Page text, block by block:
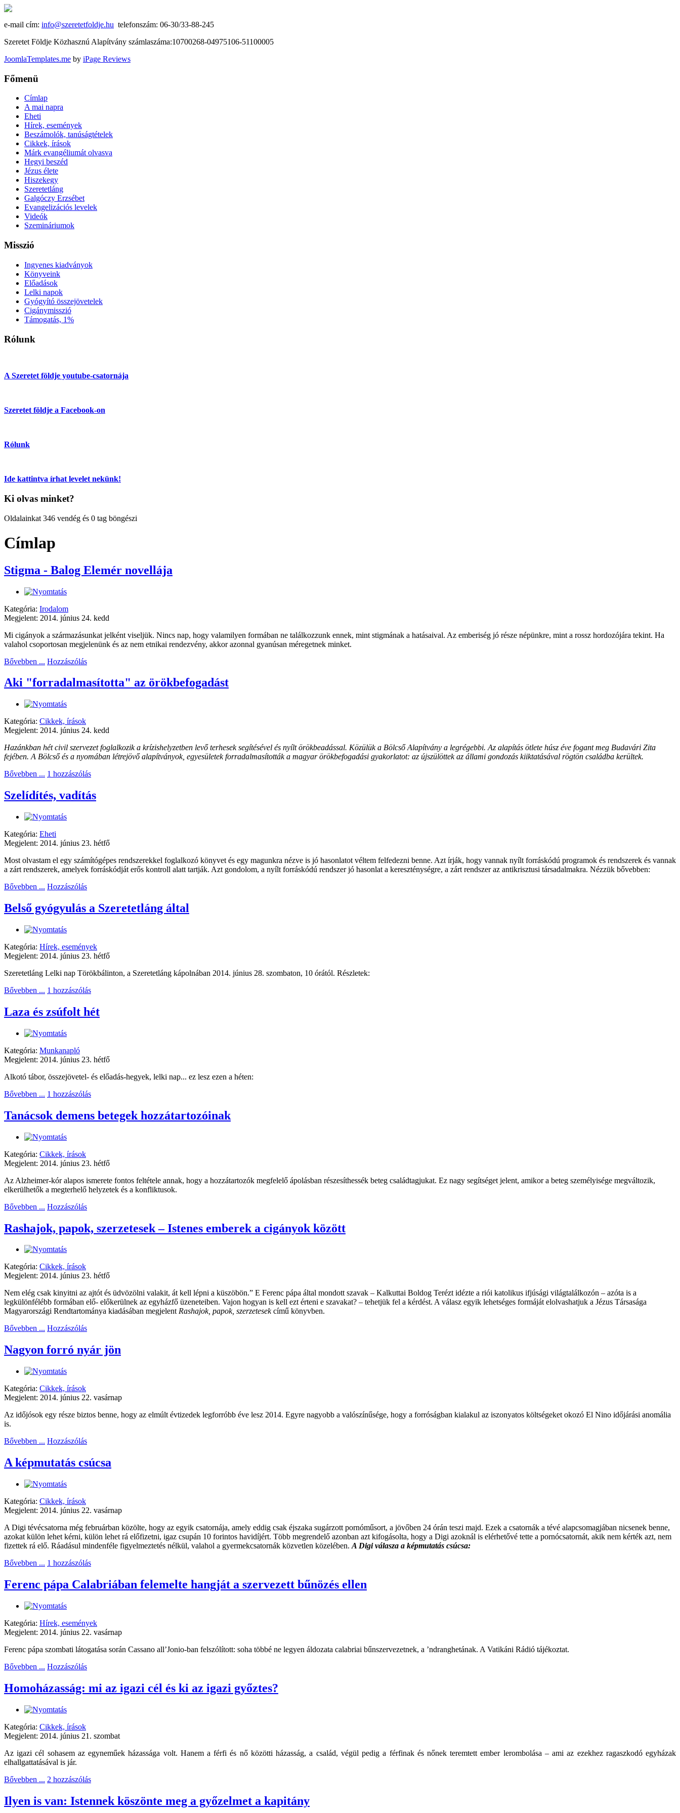
e-mail cím: info@szeretetfoldje.hu telefonszám: 06-30/33-88-245
Szeretet Földje Közhasznú Alapítvány számlaszáma:10700268-04975106-51100005
JoomlaTemplates.me by iPage Reviews
Főmenü
Címlap
A mai napra
Eheti
Hírek, események
Beszámolók, tanúságtételek
Cikkek, írások
Márk evangéliumát olvasva
Hegyi beszéd
Jézus élete
Hiszekegy
Szeretetláng
Galgóczy Erzsébet
Evangelizációs levelek
Videók
Szemináriumok
Misszió
Ingyenes kiadványok
Könyveink
Előadások
Lelki napok
Gyógyító összejövetelek
Cigánymisszió
Támogatás, 1%
Rólunk
A Szeretet földje youtube-csatornája
Szeretet földje a Facebook-on
Rólunk
Ide kattintva írhat levelet nekünk!
Ki olvas minket?
Oldalainkat 346 vendég és 0 tag böngészi
Címlap
Stigma - Balog Elemér novellája
Kategória: Irodalom
Megjelent: 2014. június 24. kedd
Mi cigányok a származásunkat jelként viseljük. Nincs nap, hogy valamilyen formában ne találkozzunk ennek, mint stigmának a hatásaival. Az emberiség jó része népünkre, mint a rossz hordozójára tekint. Ha
valahol csoportosan megjelenünk és az nem etnikai rendezvény, akkor azonnal gyanúsan méregetnek minket.
Bővebben ... Hozzászólás
Aki "forradalmasította" az örökbefogadást
Kategória: Cikkek, írások
Megjelent: 2014. június 24. kedd
Hazánkban hét civil szervezet foglalkozik a krízishelyzetben levő terhesek segítésével és nyílt örökbeadással. Közülük a Bölcső Alapítvány a legrégebbi. Az alapítás ötlete húsz éve fogant meg Budavári Zita
fejében. A Bölcső és a nyomában létrejövő alapítványok, egyesületek forradalmasították a magyar örökbefogadási gyakorlatot: az újszülöttek az állami gondozás kiiktatásával rögtön családba kerültek.
Bővebben ... 1 hozzászólás
Szelídítés, vadítás
Kategória: Eheti
Megjelent: 2014. június 23. hétfő
Most olvastam el egy számítógépes rendszerekkel foglalkozó könyvet és egy magunkra nézve is jó hasonlatot véltem felfedezni benne. Azt írják, hogy vannak nyílt forráskódú programok és rendszerek és vannak
a zárt rendszerek, amelyek forráskódját erős kontroll alatt tartják. Azt gondolom, a nyílt forráskódú rendszer jó hasonlat a kereszténységre, a zárt rendszer az antikrisztusi társadalmakra. Nézzük bővebben:
Bővebben ... Hozzászólás
Belső gyógyulás a Szeretetláng által
Kategória: Hírek, események
Megjelent: 2014. június 23. hétfő
Szeretetláng Lelki nap Törökbálinton, a Szeretetláng kápolnában 2014. június 28. szombaton, 10 órától. Részletek:
Bővebben ... 1 hozzászólás
Laza és zsúfolt hét
Kategória: Munkanapló
Megjelent: 2014. június 23. hétfő
Alkotó tábor, összejövetel- és előadás-hegyek, lelki nap... ez lesz ezen a héten:
Bővebben ... 1 hozzászólás
Tanácsok demens betegek hozzátartozóinak
Kategória: Cikkek, írások
Megjelent: 2014. június 23. hétfő
Az Alzheimer-kór alapos ismerete fontos feltétele annak, hogy a hozzátartozók megfelelő ápolásban részesíthessék beteg családtagjukat. Ez nagy segítséget jelent, amikor a beteg személyisége megváltozik,
elkerülhetők a megterhelő helyzetek és a konfliktusok.
Bővebben ... Hozzászólás
Rashajok, papok, szerzetesek – Istenes emberek a cigányok között
Kategória: Cikkek, írások
Megjelent: 2014. június 23. hétfő
Nem elég csak kinyitni az ajtót és üdvözölni valakit, át kell lépni a küszöbön.” E Ferenc pápa által mondott szavak – Kalkuttai Boldog Terézt idézte a riói katolikus ifjúsági világtalálkozón – azóta is a
legkülönfélébb formában elő- előkerülnek az egyházfő üzeneteiben. Vajon hogyan is kell ezt érteni e szavakat? – tehetjük fel a kérdést. A válasz egyik lehetséges formáját elolvashatjuk a Jézus Társasága
Magyarországi Rendtartománya kiadásában megjelentRashajok, papok, szerzetesekcímű könyvben.
Bővebben ... Hozzászólás
Nagyon forró nyár jön
Kategória: Cikkek, írások
Megjelent: 2014. június 22. vasárnap
Az időjósok egy része biztos benne, hogy az elmúlt évtizedek legforróbb éve lesz 2014. Egyre nagyobb a valószínűsége, hogy a forróságban kialakul az iszonyatos költségeket okozó El Nino időjárási anomália
is.
Bővebben ... Hozzászólás
A képmutatás csúcsa
Kategória: Cikkek, írások
Megjelent: 2014. június 22. vasárnap
A Digi tévécsatorna még februárban közölte, hogy az egyik csatornája, amely eddig csak éjszaka sugárzott pornóműsort, a jövőben 24 órán teszi majd. Ezek a csatornák a tévé alapcsomagjában nicsenek benne,
azokat külön lehet kérni, külön lehet rá előfizetni, igaz csupán 10 forintos havidíjért. Több megrendelő azonban azt kifogásolta, hogy a Digi azoknál is elérhetővé tette a pornócsatornát, akik nem kérték azt, nem
fizettek rá elő. Ráadásul mindenféle figyelmeztetés nélkül, valahol a gyermekcsatornák közvetlen közelében. A Digi válasza a képmutatás csúcsa:
Bővebben ... 1 hozzászólás
Ferenc pápa Calabriában felemelte hangját a szervezett bűnözés ellen
Kategória: Hírek, események
Megjelent: 2014. június 22. vasárnap
Ferenc pápa szombati látogatása során Cassano all’Jonio-ban felszólított: soha többé ne legyen áldozata calabriai bűnszervezetnek, a ’ndranghetának. A Vatikáni Rádió tájékoztat.
Bővebben ... Hozzászólás
Homoházasság: mi az igazi cél és ki az igazi győztes?
Kategória: Cikkek, írások
Megjelent: 2014. június 21. szombat
Az igazi cél sohasem az egyneműek házassága volt. Hanem a férfi és nő közötti házasság, a család, végül pedig a férfinak és nőnek teremtett ember lerombolása – ami az ezekhez ragaszkodó egyházak
elhallgattatásával is jár.
Bővebben ... 2 hozzászólás
Ilyen is van: Istennek köszönte meg a győzelmet a kapitány